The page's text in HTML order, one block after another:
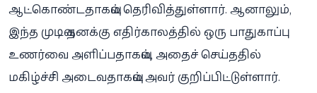
ஆட்கொண்டதாகவும் தெரிவித்துள்ளார். ஆனாலும்,
இந்த முடிவு தனக்கு எதிர்காலத்தில் ஒரு பாதுகாப்பு
உணர்வை அளிப்பதாகவும், அதைச் செய்ததில்
மகிழ்ச்சி அடைவதாகவும் அவர் குறிப்பிட்டுள்ளார்.